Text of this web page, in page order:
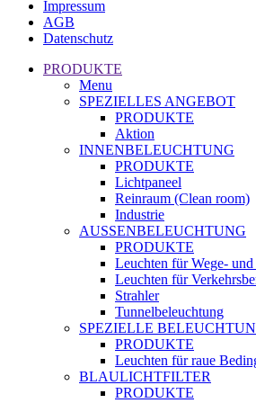
Impressum
AGB
Datenschutz
PRODUKTE
Menu
SPEZIELLES ANGEBOT
PRODUKTE
Aktion
INNENBELEUCHTUNG
PRODUKTE
Lichtpaneel
Reinraum (Clean room)
Industrie
AUSSENBELEUCHTUNG
PRODUKTE
Leuchten für Wege-
Leuchten für
Strahler
Tunnelbeleuchtung
SPEZIELLE
PRODUKTE
Leuchten für raue
BLAULICHTFILTER
PRODUKTE